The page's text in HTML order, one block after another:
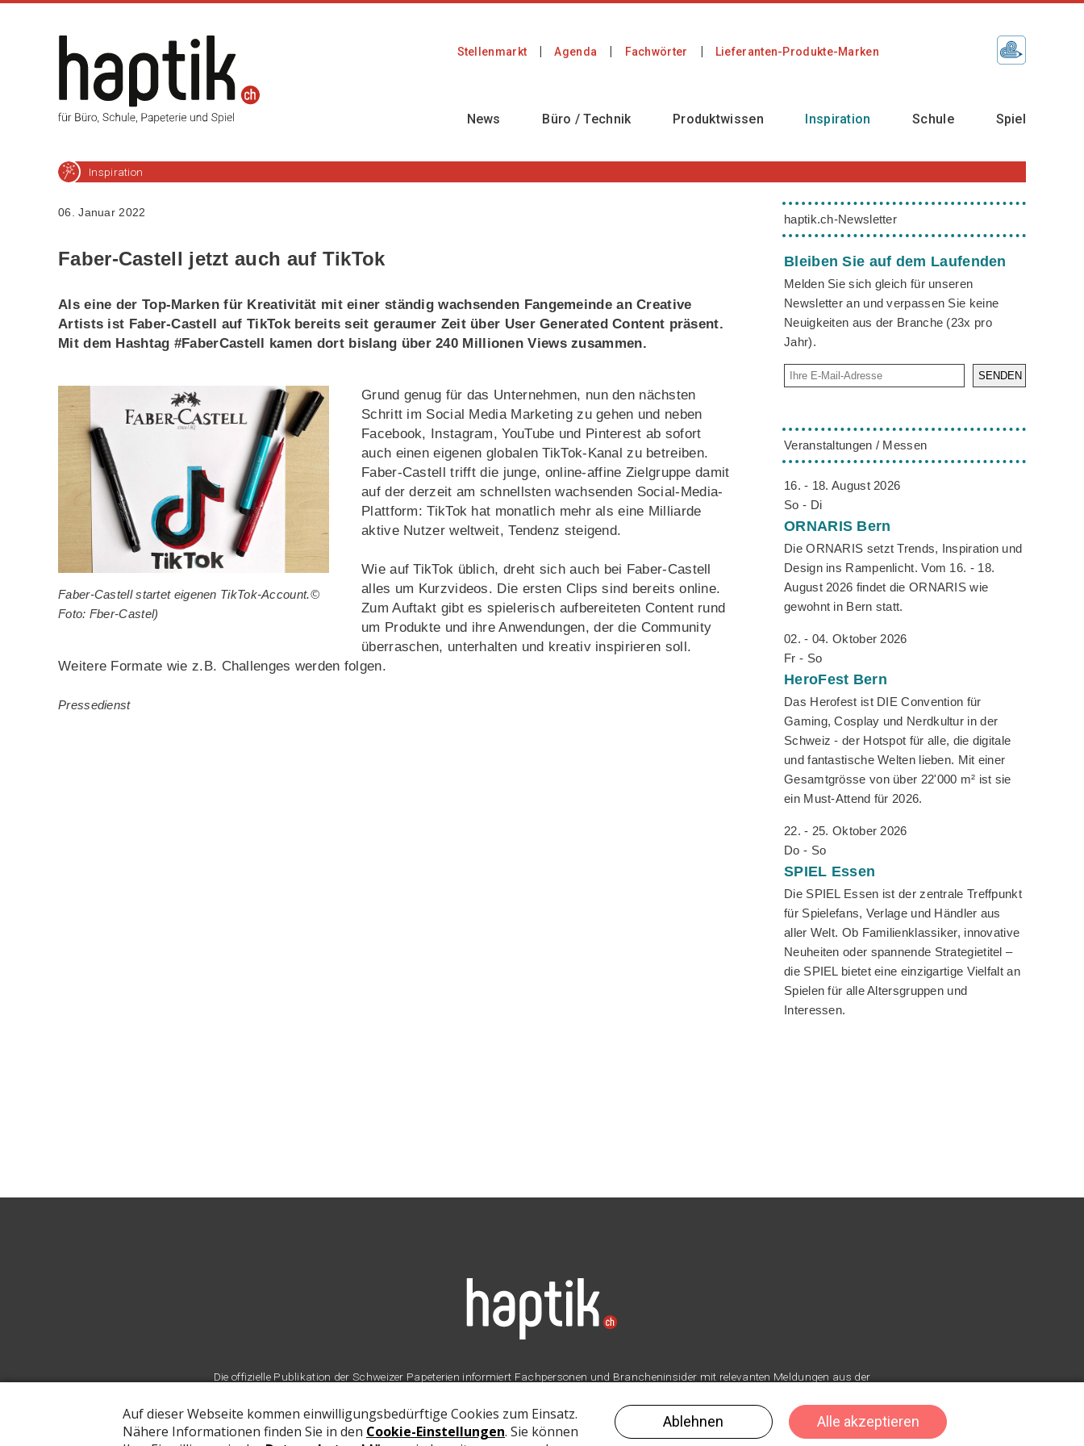
Stellenmarkt Agenda Fachwörter Lieferanten-Produkte-Marken
News Büro / Technik Produktwissen Inspiration Schule Spiel
Inspiration
06. Januar 2022
Faber-Castell jetzt auch auf TikTok
Als eine der Top-Marken für Kreativität mit einer ständig wachsenden Fangemeinde an Creative
Artists ist Faber-Castell auf TikTok bereits seit geraumer Zeit über User Generated Content präsent.
Mit dem Hashtag #FaberCastell kamen dort bislang über 240 Millionen Views zusammen.
Faber-Castell startet eigenen TikTok-Account.©
Foto: Fber-Castel)
Grund genug für das Unternehmen, nun den nächsten
Schritt im Social Media Marketing zu gehen und neben
Facebook, Instagram, YouTube und Pinterest ab sofort
auch einen eigenen globalen TikTok-Kanal zu betreiben.
Faber-Castell trifft die junge, online-affine Zielgruppe damit
auf der derzeit am schnellsten wachsenden Social-Media-
Plattform: TikTok hat monatlich mehr als eine Milliarde
aktive Nutzer weltweit, Tendenz steigend.
Wie auf TikTok üblich, dreht sich auch bei Faber-Castell
alles um Kurzvideos. Die ersten Clips sind bereits online.
Zum Auftakt gibt es spielerisch aufbereiteten Content rund
um Produkte und ihre Anwendungen, der die Community
überraschen, unterhalten und kreativ inspirieren soll.
Weitere Formate wie z.B. Challenges werden folgen.
Pressedienst
haptik.ch-Newsletter
Bleiben Sie auf dem Laufenden
Melden Sie sich gleich für unseren
Newsletter an und verpassen Sie keine
Neuigkeiten aus der Branche (23x pro
Jahr).
SENDEN
Veranstaltungen / Messen
16. - 18. August 2026
So - Di
ORNARIS Bern
Die ORNARIS setzt Trends, Inspiration und
Design ins Rampenlicht. Vom 16. - 18.
August 2026 findet die ORNARIS wie
gewohnt in Bern statt.
02. - 04. Oktober 2026
Fr - So
HeroFest Bern
Das Herofest ist DIE Convention für
Gaming, Cosplay und Nerdkultur in der
Schweiz - der Hotspot für alle, die digitale
und fantastische Welten lieben. Mit einer
Gesamtgrösse von über 22'000 m² ist sie
ein Must-Attend für 2026.
22. - 25. Oktober 2026
Do - So
SPIEL Essen
Die SPIEL Essen ist der zentrale Treffpunkt
für Spielefans, Verlage und Händler aus
aller Welt. Ob Familienklassiker, innovative
Neuheiten oder spannende Strategietitel –
die SPIEL bietet eine einzigartige Vielfalt an
Spielen für alle Altersgruppen und
Interessen.
Die offizielle Publikation der Schweizer Papeterien informiert Fachpersonen und Brancheninsider mit relevanten Meldungen aus der